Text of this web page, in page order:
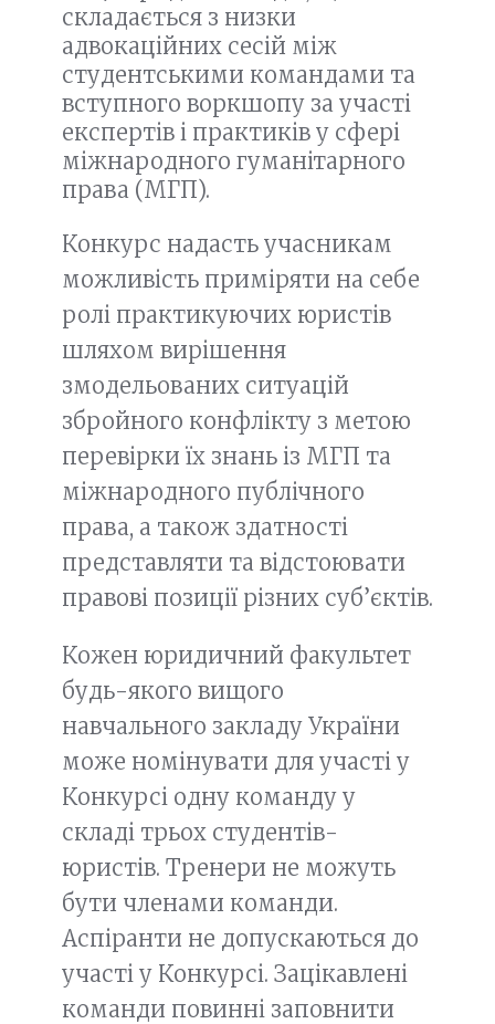
складається з низки
адвокаційних сесій між
студентськими командами та
вступного воркшопу за участі
експертів і практиків у сфері
міжнародного гуманітарного
права (МГП).
Конкурс надасть учасникам
можливість приміряти на себе
ролі практикуючих юристів
шляхом вирішення
змодельованих ситуацій
збройного конфлікту з метою
перевірки їх знань із МГП та
міжнародного публічного
права, а також здатності
представляти та відстоювати
правові позиції різних суб’єктів.
Кожен юридичний факультет
будь-якого вищого
навчального закладу України
може номінувати для участі у
Конкурсі одну команду у
складі трьох студентів-
юристів. Тренери не можуть
бути членами команди.
Аспіранти не допускаються до
участі у Конкурсі. Зацікавлені
команди повинні заповнити